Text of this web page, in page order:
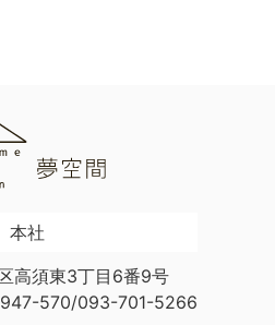
本社
高須東3丁目6番9号
570/093-701-5266